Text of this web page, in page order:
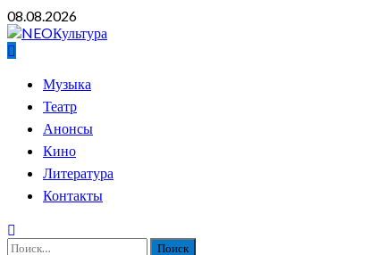
Перейти
к
содержимому
08.08.2026
ОсновноеМузыка
Театр
Анонсы
Кино
Литература
Контакты
Найти: